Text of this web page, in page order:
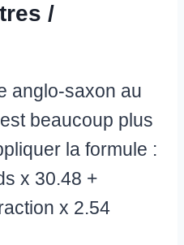
/
anglo-saxon au
beaucoup plus
la formule :
x 30.48 +
x 2.54